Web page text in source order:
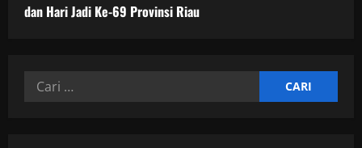
dan Hari Jadi Ke-69 Provinsi Riau
Cari